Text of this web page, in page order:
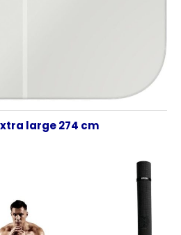
large 274 cm